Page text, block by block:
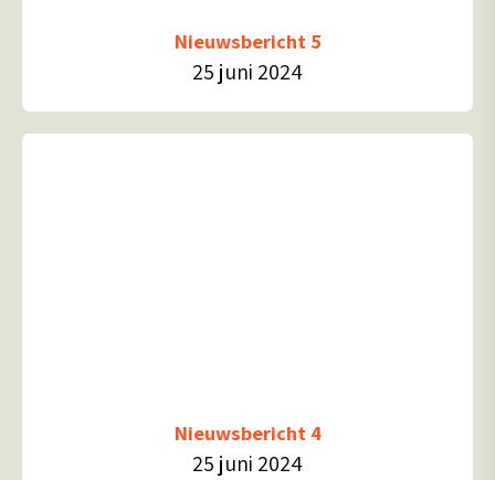
Nieuwsbericht 5
25 juni 2024
Nieuwsbericht 4
25 juni 2024